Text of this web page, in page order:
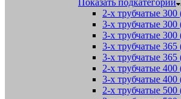
Показать подкатегории
2-х трубчатые
3-х трубчатые 300
3-х трубчатые
3-х трубчатые 365
3-х трубчатые
2-х трубчатые
3-х трубчатые
2-х трубчатые